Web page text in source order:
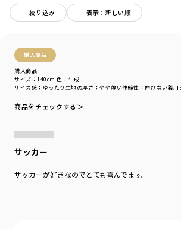
絞り込み 表示：新しい順
購入商品
購入商品
サイズ感 ：ゆったり 生地の厚さ ：やや薄い伸縮性 ：伸びない着用
サイズ：140cm 色：生成
商品をチェックする＞
サッカー
サッカーが好きなのでとても喜んでます。
商品番号
11-4405-375